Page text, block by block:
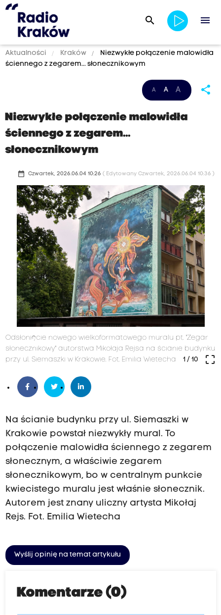
search menu
Aktualności Kraków
Niezwykłe połączenie malowidła
ściennego z zegarem... słonecznikowym
A A A share
Niezwykłe połączenie malowidła
ściennego z zegarem...
słonecznikowym
date_range Czwartek, 2026.06.04 10:26 ( Edytowany Czwartek, 2026.06.04 10:36 )
Odsłonięcie nowego wielkoformatowego muralu pt. "Zegar
słonecznikowy" autorstwa Mikołaja Rejsa na ścianie budynku
przy ul. Siemaszki w Krakowie. Fot. Emilia Wietecha
crop_free
1/ 10
Na ścianie budynku przy ul. Siemaszki w
Krakowie powstał niezwykły mural. To
połączenie malowidła ściennego z zegarem
słonecznym, a właściwie zegarem
słonecznikowym, bo w centralnym punkcie
kwiecistego muralu jest właśnie słonecznik.
Autorem jest znany uliczny artysta Mikołaj
Rejs. Fot. Emilia Wietecha
Wyślij opinię na temat artykułu
Komentarze (0)